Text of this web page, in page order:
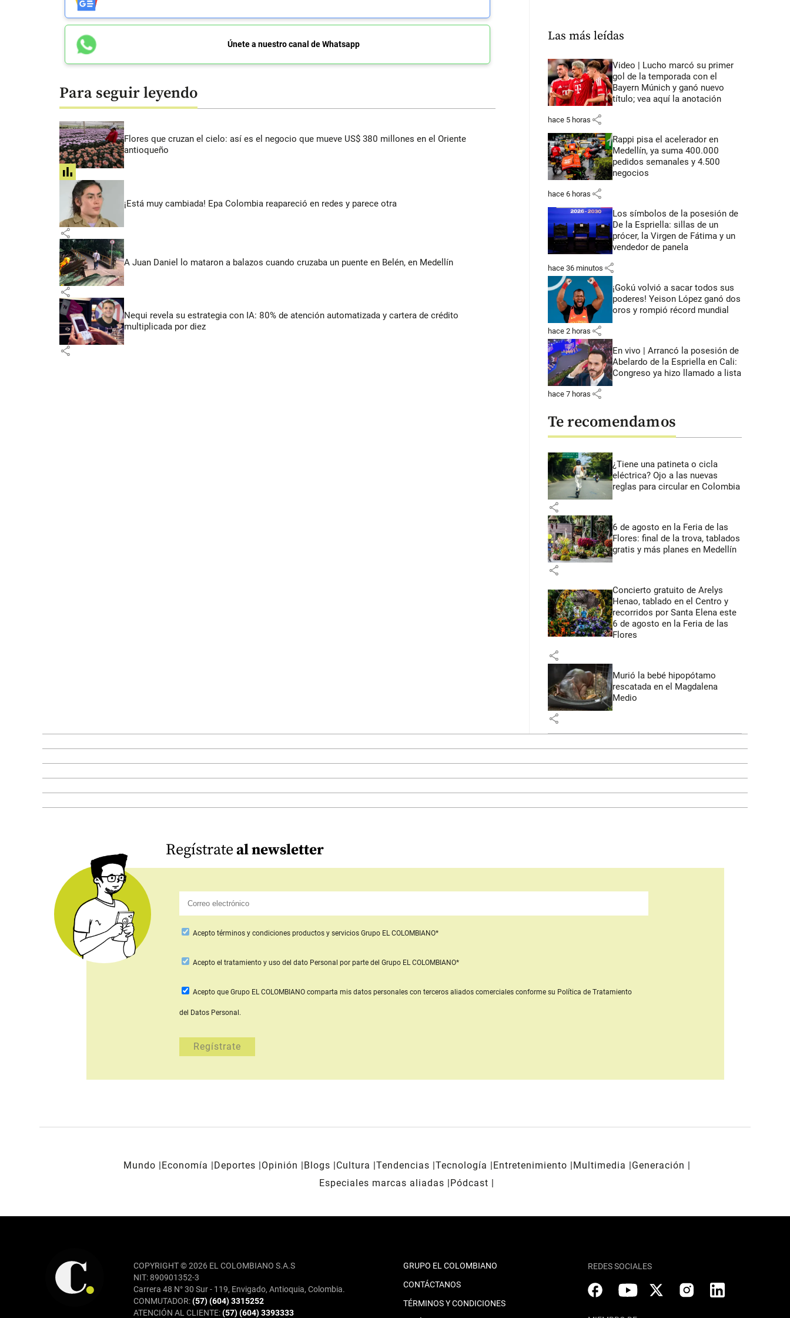
Únete a nuestro canal de Whatsapp
Para seguir leyendo
Flores que cruzan el cielo: así es el negocio que mueve US$ 380 millones en el Oriente
antioqueño
share
¡Está muy cambiada! Epa Colombia reapareció en redes y parece otra
share
A Juan Daniel lo mataron a balazos cuando cruzaba un puente en Belén, en Medellín
share
Nequi revela su estrategia con IA: 80% de atención automatizada y cartera de crédito
multiplicada por diez
share
Las más leídas
Video | Lucho marcó su primer
gol de la temporada con el
Bayern Múnich y ganó nuevo
título; vea aquí la anotación
hace 5 horas share
Rappi pisa el acelerador en
Medellín, ya suma 400.000
pedidos semanales y 4.500
negocios
hace 6 horas share
Los símbolos de la posesión de
De la Espriella: sillas de un
prócer, la Virgen de Fátima y un
vendedor de panela
hace 36 minutos share
¡Gokú volvió a sacar todos sus
poderes! Yeison López ganó dos
oros y rompió récord mundial
hace 2 horas share
En vivo | Arrancó la posesión de
Abelardo de la Espriella en Cali:
Congreso ya hizo llamado a lista
hace 7 horas share
Te recomendamos
¿Tiene una patineta o cicla
eléctrica? Ojo a las nuevas
reglas para circular en Colombia
share
6 de agosto en la Feria de las
Flores: final de la trova, tablados
gratis y más planes en Medellín
share
Concierto gratuito de Arelys
Henao, tablado en el Centro y
recorridos por Santa Elena este
6 de agosto en la Feria de las
Flores
share
Murió la bebé hipopótamo
rescatada en el Magdalena
Medio
share
Regístrateal newsletter
Acepto términos y condiciones productos y servicios Grupo EL COLOMBIANO*
Aceptoel tratamiento y uso del dato Personal por parte del Grupo EL COLOMBIANO*
Acepto que Grupo EL COLOMBIANO comparta mis datos personales con terceros aliados comercialesconforme su Política de Tratamiento
del Datos Personal.
Mundo Economía Deportes Opinión Blogs Cultura Tendencias Tecnología Entretenimiento Multimedia
Generación
Especiales marcas aliadas
Pódcast
COPYRIGHT © 2026 EL COLOMBIANO S.A.S
NIT: 890901352-3
Carrera 48 N° 30 Sur - 119, Envigado, Antioquia, Colombia.
CONMUTADOR:(57) (604) 3315252
ATENCIÓN AL CLIENTE:(57) (604) 3393333
GRUPO EL COLOMBIANO
CONTÁCTANOS
TÉRMINOS Y CONDICIONES
REDES SOCIALES